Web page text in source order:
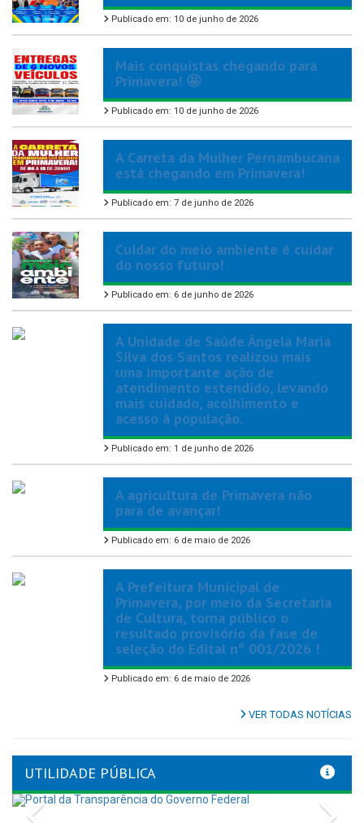
Publicado em: 10 de junho de 2026
Mais conquistas chegando para
Primavera! 🤩
Publicado em: 10 de junho de 2026
A Carreta da Mulher Pernambucana
está chegando em Primavera!
Publicado em: 7 de junho de 2026
Cuidar do meio ambiente é cuidar
do nosso futuro!
Publicado em: 6 de junho de 2026
A Unidade de Saúde Ângela Maria
Silva dos Santos realizou mais
uma importante ação de
atendimento estendido, levando
mais cuidado, acolhimento e
acesso à população.
Publicado em: 1 de junho de 2026
A agricultura de Primavera não
para de avançar!
Publicado em: 6 de maio de 2026
A Prefeitura Municipal de
Primavera, por meio da Secretaria
de Cultura, torna público o
resultado provisório da fase de
seleção do Edital nº 001/2026 !
Publicado em: 6 de maio de 2026
VER TODAS NOTÍCIAS
UTILIDADE PÚBLICA
Previous